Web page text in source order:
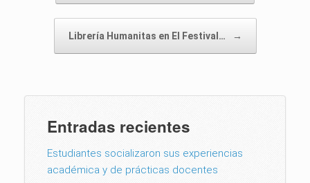
Librería Humanitas en El Festival… →
Entradas recientes
Estudiantes socializaron sus experiencias
académica y de prácticas docentes